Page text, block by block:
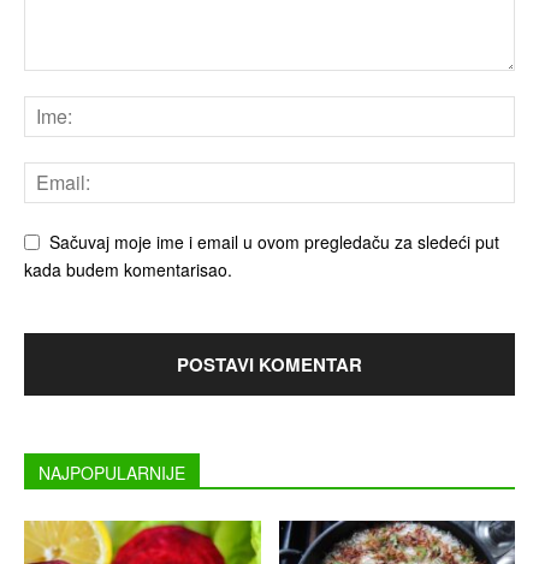
Sačuvaj moje ime i email u ovom pregledaču za sledeći put
kada budem komentarisao.
NAJPOPULARNIJE